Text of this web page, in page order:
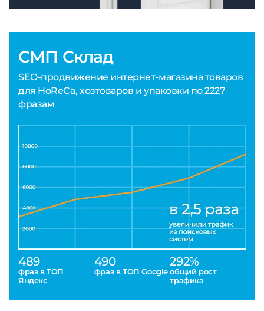
СМП Склад
SEO-продвижение интернет-магазина товаров
для HoReCa, хозтоваров и упаковки по 2227
фразам
489
фраз в ТОП
Яндекс
490
фраз в ТОП Google
292%
общий рост
трафика